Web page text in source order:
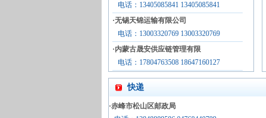
电话：13405085841 13405085841
·无锡天锦运输有限公司
电话：13003320769 13003320769
·内蒙古晟安供应链管理有限
电话：17804763508 18647160127
快递
·赤峰市松山区邮政局